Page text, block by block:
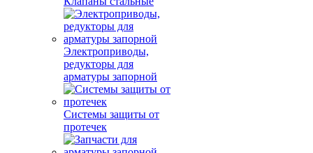
Электроприводы,
редукторы для
арматуры запорной
Системы защиты от
протечек